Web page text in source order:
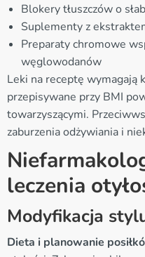
Blokery tłuszczów o
Suplementy z
Preparaty chromowe
węglowodanów
Leki na receptę wymagają
przepisywane przy BMI
towarzyszącymi.
zaburzenia odżywiania i
leczenia
Modyfikacja
Dieta i planowanie